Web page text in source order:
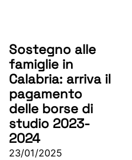
Sostegno alle
famiglie in
Calabria: arriva il
pagamento
delle borse di
studio 2023-
2024
23/01/2025